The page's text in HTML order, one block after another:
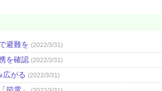
避難を (2022/3/31)
を確認 (2022/3/31)
広がる (2022/3/31)